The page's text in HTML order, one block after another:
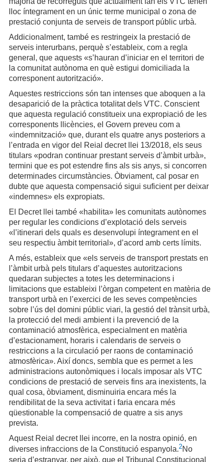
lloc íntegrament en un únic terme municipal o zona de
prestació conjunta de serveis de transport públic urbà.
Addicionalment, també es restringeix la prestació de
serveis interurbans, perquè s’estableix, com a regla
general, que aquests «s’hauran d’iniciar en el territori de
la comunitat autònoma en què estigui domiciliada la
corresponent autorització».
Aquestes restriccions són tan intenses que aboquen a la
desaparició de la pràctica totalitat dels VTC. Conscient
que aquesta regulació constitueix una expropiació de les
corresponents llicències, el Govern preveu com a
«indemnització» que, durant els quatre anys posteriors a
l’entrada en vigor del Reial decret llei 13/2018, els seus
titulars «podran continuar prestant serveis d’àmbit urbà»,
termini que es pot estendre fins als sis anys, si concorren
determinades circumstàncies. Òbviament, cal posar en
dubte que aquesta compensació sigui suficient per deixar
«indemnes» els expropiats.
El Decret llei també «habilita» les comunitats autònomes
per regular les condicions d’explotació dels serveis
«l’itinerari dels quals es desenvolupi íntegrament en el
seu respectiu àmbit territorial», d’acord amb certs límits.
A més, estableix que «els serveis de transport prestats en
l’àmbit urbà pels titulars d’aquestes autoritzacions
quedaran subjectes a totes les determinacions i
limitacions que estableixi l’òrgan competent en matèria de
transport urbà en l’exercici de les seves competències
sobre l’ús del domini públic viari, la gestió del trànsit urbà,
la protecció del medi ambient i la prevenció de la
contaminació atmosfèrica, especialment en matèria
d’estacionament, horaris i calendaris de serveis o
restriccions a la circulació per raons de contaminació
atmosfèrica». Així doncs, sembla que es permet a les
administracions autonòmiques i locals imposar als VTC
condicions de prestació de serveis fins ara inexistents, la
qual cosa, òbviament, disminuiria encara més la
rendibilitat de la seva activitat i faria encara més
qüestionable la compensació de quatre a sis anys
prevista.
Aquest Reial decret llei incorre, en la nostra opinió, en
diverses infraccions de la Constitució espanyola.2No
seria d’estranyar, per això, que el Tribunal Constitucional